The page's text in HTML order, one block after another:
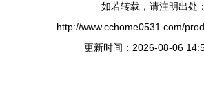
如若转载，请注明出处：
http://www.cchome0531.com/
更新时间：2026-08-06